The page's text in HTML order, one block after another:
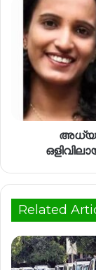
Related